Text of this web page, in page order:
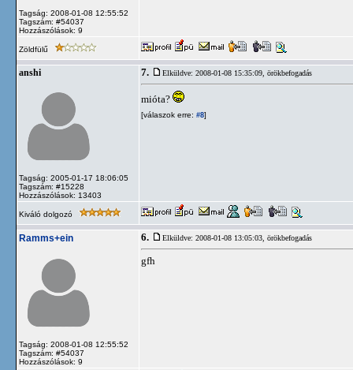
Tagság: 2008-01-08 12:55:52
Tagszám: #54037
Hozzászólások: 9
Zöldfülű
anshi
Tagság: 2005-01-17 18:06:05
Tagszám: #15228
Hozzászólások: 13403
7. Elküldve: 2008-01-08 15:35:09, örökbefogadás
mióta?
[válaszok erre: #8]
Kiváló dolgozó
Ramms+ein
Tagság: 2008-01-08 12:55:52
Tagszám: #54037
Hozzászólások: 9
6. Elküldve: 2008-01-08 13:05:03, örökbefogadás
gfh